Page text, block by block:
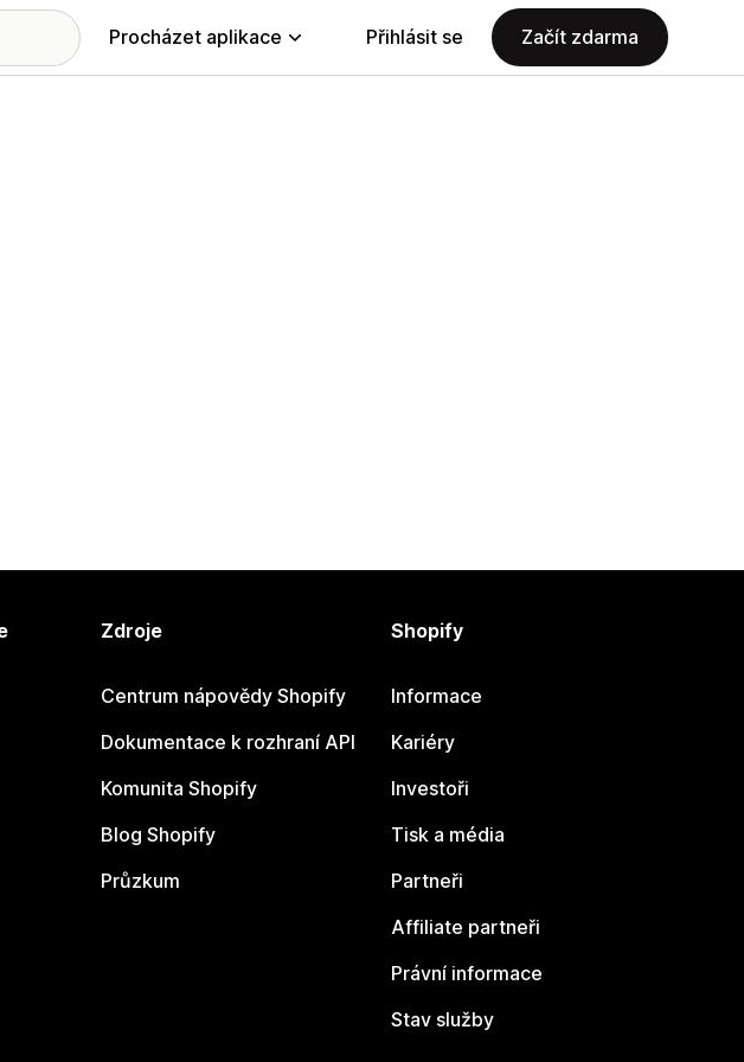
Procházet aplikace Přihlásit se Začít zdarma
Zdroje
Centrum nápovědy Shopify
Dokumentace k rozhraní API
Komunita Shopify
Blog Shopify
Průzkum
Shopify
Informace
Kariéry
Investoři
Tisk a média
Partneři
Affiliate partneři
Právní informace
Stav služby